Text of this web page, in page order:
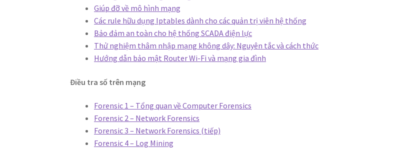
Giúp đỡ về mô hình mạng
Các rule hữu dụng Iptables dành cho các quản trị viên hệ thống
Bảo đảm an toàn cho hệ thống SCADA điện lực
Thử nghiệm thâm nhập mạng không dây: Nguyên tắc và cách thức
Hướng dẫn bảo mật Router Wi-Fi và mạng gia đình
Điều tra số trên mạng
Forensic 1 – Tổng quan về Computer Forensics
Forensic 2 – Network Forensics
Forensic 3 – Network Forensics (tiếp)
Forensic 4 – Log Mining